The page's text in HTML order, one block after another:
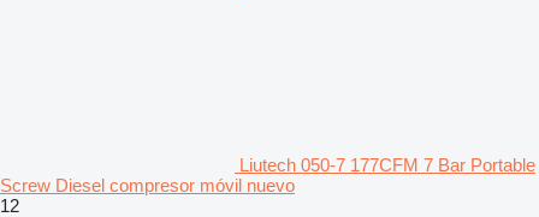
Liutech 050-7 177CFM 7 Bar Portable
Screw Diesel compresor móvil nuevo
12